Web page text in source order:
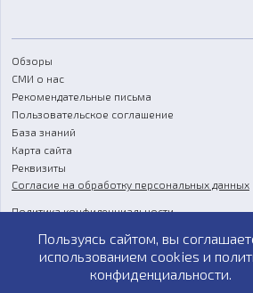
Обзоры
СМИ о нас
Рекомендательные письма
Пользовательское соглашение
База знаний
Карта сайта
Реквизиты
Согласие на обработку персональных данных
Политика конфиденциальности
Публичная оферта
Пользуясь сайтом, вы
использованием cookies и
конфиденциальности.